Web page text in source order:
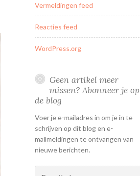
Vermeldingen feed
Reacties feed
WordPress.org
Geen artikel meer
missen? Abonneer je op
de blog
Voer je e-mailadres in om je in te
schrijven op dit blog en e-
mailmeldingen te ontvangen van
nieuwe berichten.